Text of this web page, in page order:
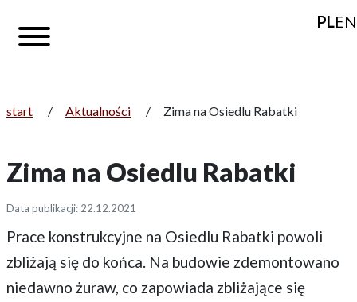
PLEN
start / Aktualności / Zima na Osiedlu Rabatki
Zima na Osiedlu Rabatki
Data publikacji: 22.12.2021
Prace konstrukcyjne na Osiedlu Rabatki powoli
zbliżają się do końca. Na budowie zdemontowano
niedawno żuraw, co zapowiada zbliżające się